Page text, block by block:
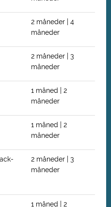
2 måneder | 4
måneder
2 måneder | 3
måneder
1 måned | 2
måneder
1 måned | 2
måneder
2 måneder | 3
måneder
1 måned | 2